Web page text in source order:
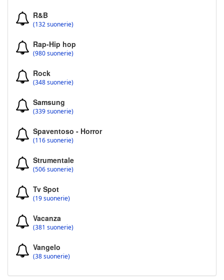
R&B
(132 suonerie)
Rap-Hip hop
(980 suonerie)
Rock
(348 suonerie)
Samsung
(339 suonerie)
Spaventoso - Horror
(116 suonerie)
Strumentale
(506 suonerie)
Tv Spot
(19 suonerie)
Vacanza
(381 suonerie)
Vangelo
(38 suonerie)